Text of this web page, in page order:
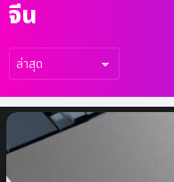
จีน
เรื่อง
ล่าสุด